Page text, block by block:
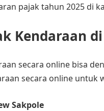
pajak tahun 2025 di
Kendaraan
secara online bisa
secara online untuk
Sakpole